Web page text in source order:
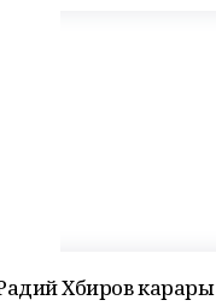
Хәбиров карары